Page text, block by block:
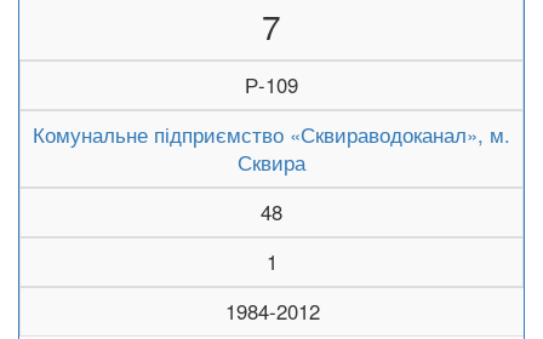
7
Р-109
Комунальне підприємство «Сквираводоканал», м.
Сквира
48
1
1984-2012